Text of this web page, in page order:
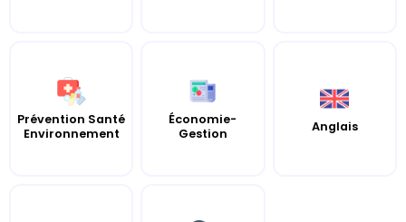
Prévention Santé
Environnement
Économie-
Gestion
Anglais